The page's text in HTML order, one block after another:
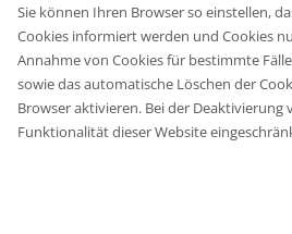
Sie können Ihren Browser so einstellen,
Cookies informiert werden und Cookies
Annahme von Cookies für bestimmte
sowie das automatische Löschen der
Browser aktivieren. Bei der Deaktivierung
Funktionalität dieser Website